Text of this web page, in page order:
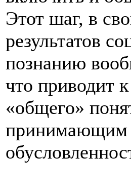
Этот шаг, в
результатов
познанию
что приводит
«общего»
принимающим